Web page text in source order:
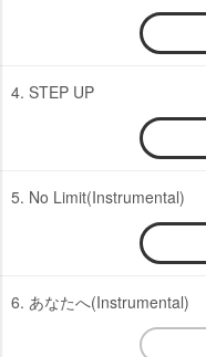
4. STEP UP
5. No Limit(Instrumental)
6. あなたへ(Instrumental)